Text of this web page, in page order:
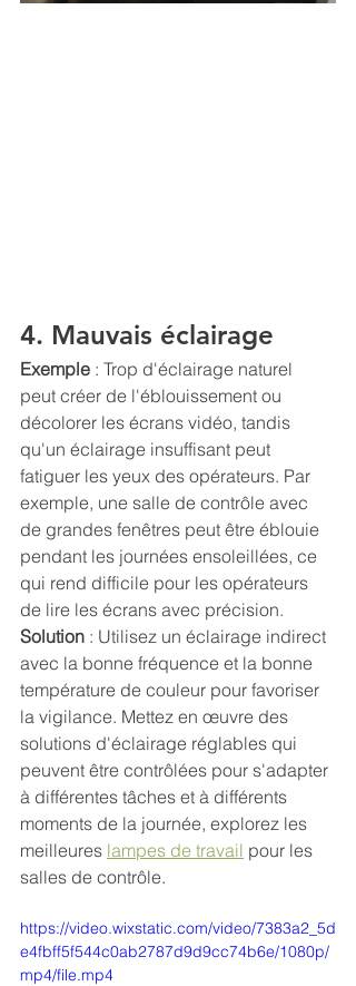
4. Mauvais éclairage
Exemple : Trop d'éclairage naturel
peut créer de l'éblouissement ou
décolorer les écrans vidéo, tandis
qu'un éclairage insuffisant peut
fatiguer les yeux des opérateurs. Par
exemple, une salle de contrôle avec
de grandes fenêtres peut être éblouie
pendant les journées ensoleillées, ce
qui rend difficile pour les opérateurs
de lire les écrans avec précision.
Solution : Utilisez un éclairage indirect
avec la bonne fréquence et la bonne
température de couleur pour favoriser
la vigilance. Mettez en œuvre des
solutions d'éclairage réglables qui
peuvent être contrôlées pour s'adapter
à différentes tâches et à différents
moments de la journée, explorez les
meilleures lampes de travail pour les
salles de contrôle.
https://video.wixstatic.com/video/7383a2_5d
e4fbff5f544c0ab2787d9d9cc74b6e/1080p/
mp4/file.mp4